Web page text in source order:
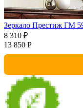
Зеркало Престиж ГМ
8 310 ₽
13 850 Р